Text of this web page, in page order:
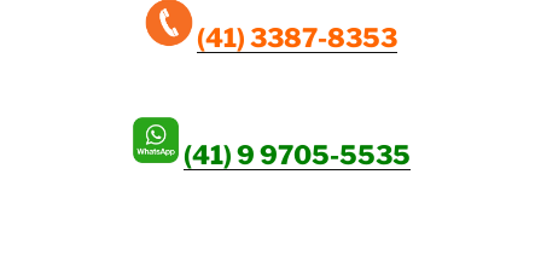
(41) 3387-8353
(41) 9 9705-5535